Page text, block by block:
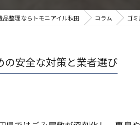
品整理ならトモニアイル秋田 コラム ゴ
の安全な対策と業者選び